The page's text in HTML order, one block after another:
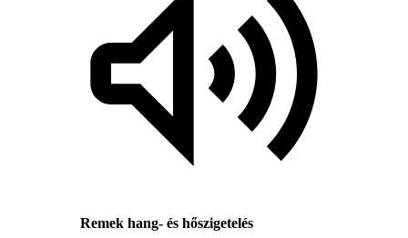
Remek hang- és hőszigetelés